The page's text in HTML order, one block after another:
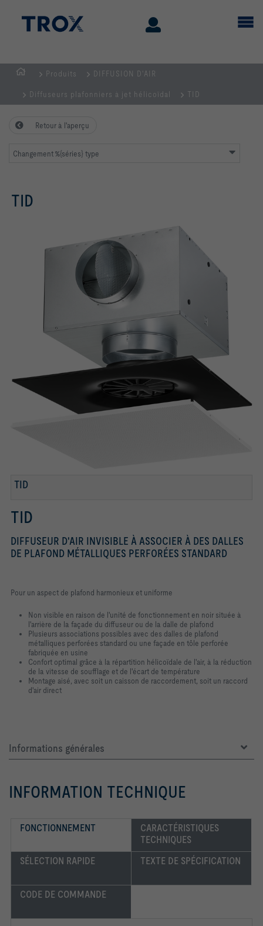
d'accueil
Produits DIFFUSION D'AIR
Diffuseurs plafonniers à jet hélicoïdal TID
Retour à l'aperçu
Changement %{séries} type
TID
TID
TID
DIFFUSEUR D'AIR INVISIBLE À ASSOCIER À DES DALLES
DE PLAFOND MÉTALLIQUES PERFORÉES STANDARD
Pour un aspect de plafond harmonieux et uniforme
Non visible en raison de l'unité de fonctionnement en noir située à
l'arrière de la façade du diffuseur ou de la dalle de plafond
Plusieurs associations possibles avec des dalles de plafond
métalliques perforées standard ou une façade en tôle perforée
fabriquée en usine
Confort optimal grâce à la répartition hélicoïdale de l'air, à la réduction
de la vitesse de soufflage et de l'écart de température
Montage aisé, avec soit un caisson de raccordement, soit un raccord
d'air direct
Informations générales
INFORMATION TECHNIQUE
FONCTIONNEMENT
CARACTÉRISTIQUES
TECHNIQUES
SÉLECTION RAPIDE
TEXTE DE SPÉCIFICATION
CODE DE COMMANDE